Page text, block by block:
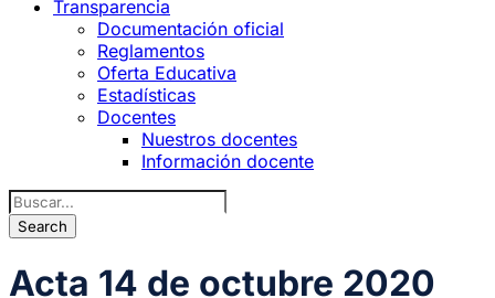
Transparencia
Documentación oficial
Reglamentos
Oferta Educativa
Estadísticas
Docentes
Nuestros docentes
Información docente
Acta 14 de octubre 2020